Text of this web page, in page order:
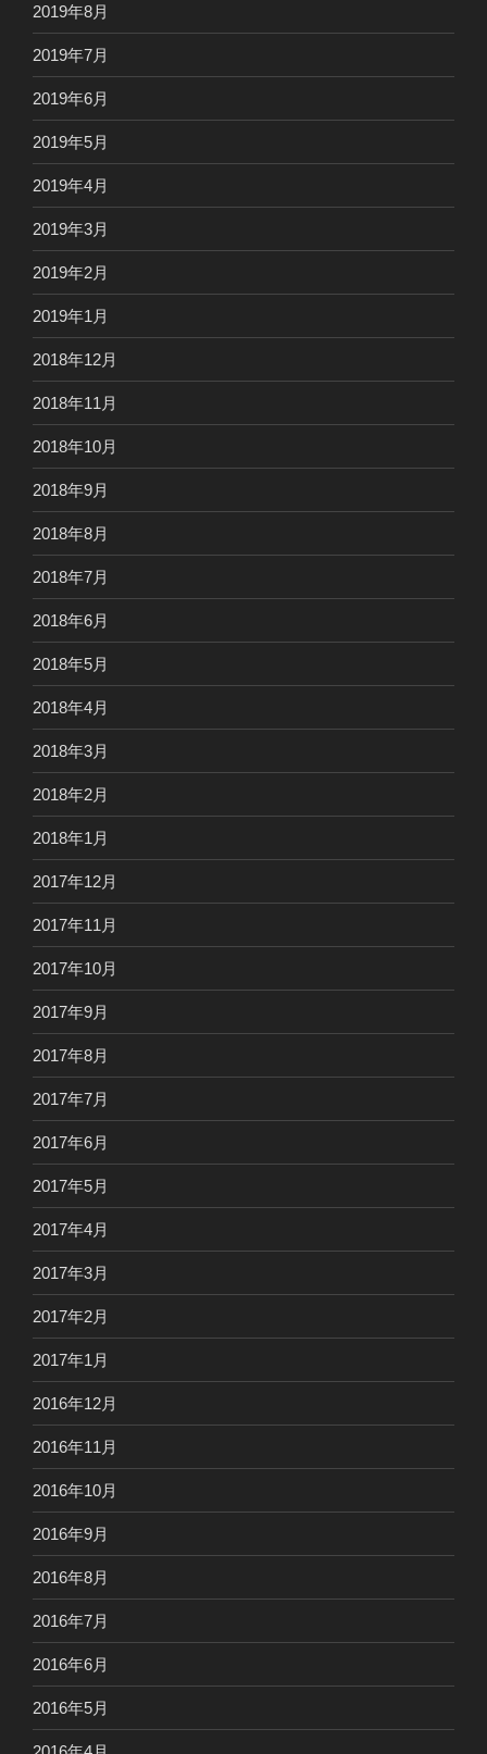
2019年8月
2019年7月
2019年6月
2019年5月
2019年4月
2019年3月
2019年2月
2019年1月
2018年12月
2018年11月
2018年10月
2018年9月
2018年8月
2018年7月
2018年6月
2018年5月
2018年4月
2018年3月
2018年2月
2018年1月
2017年12月
2017年11月
2017年10月
2017年9月
2017年8月
2017年7月
2017年6月
2017年5月
2017年4月
2017年3月
2017年2月
2017年1月
2016年12月
2016年11月
2016年10月
2016年9月
2016年8月
2016年7月
2016年6月
2016年5月